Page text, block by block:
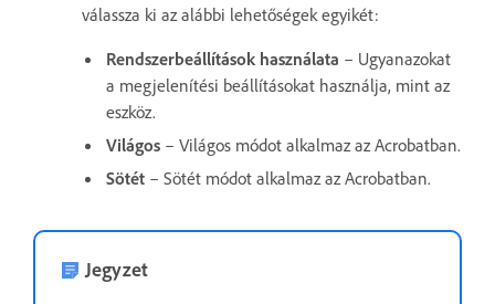
válassza ki az alábbi lehetőségek egyikét:
Rendszerbeállítások használata – Ugyanazokat
a megjelenítési beállításokat használja, mint az
eszköz.
Világos – Világos módot alkalmaz az Acrobatban.
Sötét – Sötét módot alkalmaz az Acrobatban.
Jegyzet